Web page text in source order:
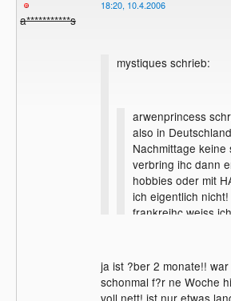
a***********s
18:20, 10.4.2006
mystiques schrieb:
arwenprincess
also in
Nachmittage keine
verbring ihc dann
hobbies oder mit
ich eigentlich
frankreihc weiss
in der shcule
geht(ca halb neun)
teilweise sitze ich
bett rum und starr
ja ist ?ber 2 monate!!
schonmal f?r ne Woche
voll nett! ist nur etwas